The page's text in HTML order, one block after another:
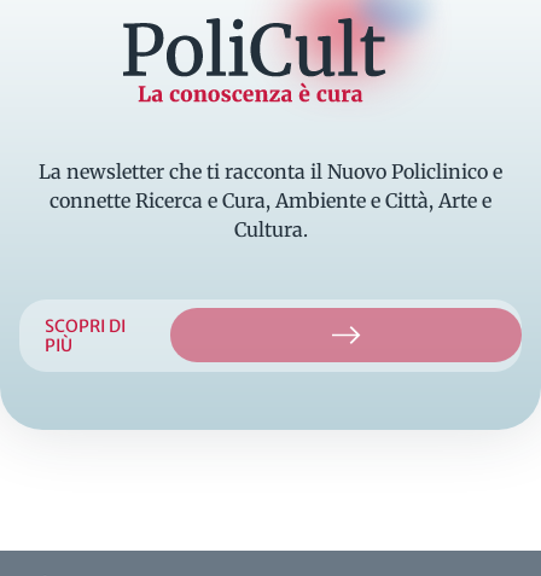
La conoscenza è cura
La newsletter che ti racconta il Nuovo Policlinico e
connette Ricerca e Cura, Ambiente e Città, Arte e
Cultura.
SCOPRI DI
PIÙ